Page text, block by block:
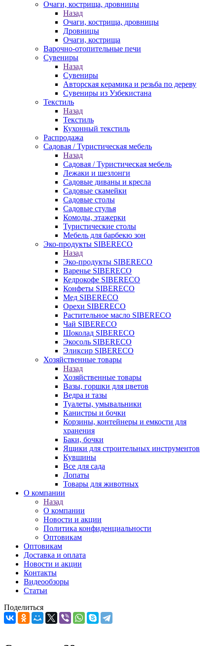
Очаги, кострища, дровницы
Назад
Очаги, кострища, дровницы
Дровницы
Очаги, кострища
Варочно-отопительные печи
Сувениры
Назад
Сувениры
Авторская керамика и резьба по дереву
Сувениры из Узбекистана
Текстиль
Назад
Текстиль
Кухонный текстиль
Распродажа
Садовая / Туристическая мебель
Назад
Садовая / Туристическая мебель
Лежаки и шезлонги
Садовые диваны и кресла
Садовые скамейки
Садовые столы
Садовые стулья
Комоды, этажерки
Туристические столы
Мебель для барбекю зон
Эко-продукты SIBERECO
Назад
Эко-продукты SIBERECO
Варенье SIBERECO
Кедрокофе SIBERECO
Конфеты SIBERECO
Мед SIBERECO
Орехи SIBERECO
Растительное масло SIBERECO
Чай SIBERECO
Шоколад SIBERECO
Экосоль SIBERECO
Эликсир SIBERECO
Хозяйственные товары
Назад
Хозяйственные товары
Вазы, горшки для цветов
Ведра и тазы
Туалеты, умывальники
Канистры и бочки
Корзины, контейнеры и емкости для
хранения
Баки, бочки
Ящики для строительных инструментов
Кувшины
Все для сада
Лопаты
Товары для животных
О компании
Назад
О компании
Новости и акции
Политика конфиденциальности
Оптовикам
Оптовикам
Доставка и оплата
Новости и акции
Контакты
Видеообзоры
Статьи
Поделиться